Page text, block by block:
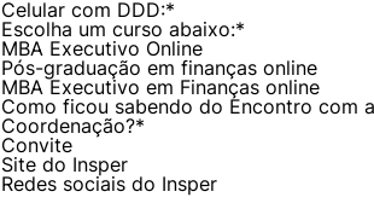
Celular com DDD:*
Escolha um curso abaixo:*
MBA Executivo Online
Pós-graduação em finanças online
MBA Executivo em Finanças online
Como ficou sabendo do Encontro com a
Coordenação?*
Convite
Site do Insper
Redes sociais do Insper